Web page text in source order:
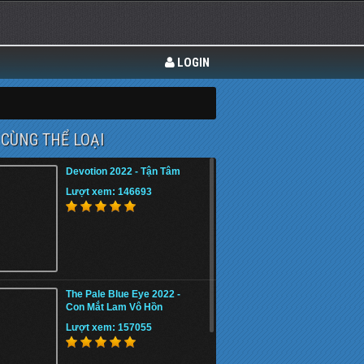
LOGIN
CÙNG THỂ LOẠI
Devotion 2022 - Tận Tâm
Lượt xem: 146693
The Pale Blue Eye 2022 -
Con Mắt Lam Vô Hồn
Lượt xem: 157055